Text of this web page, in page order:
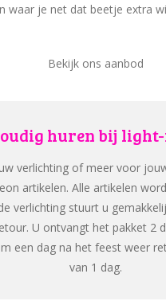
waar je net dat beetje extra
Bekijk ons aanbod
huren bij
verlichting of meer voor
artikelen. Alle artikelen
verlichting stuurt u
U ontvangt het pakket 2
een dag na het feest weer
van 1 dag.